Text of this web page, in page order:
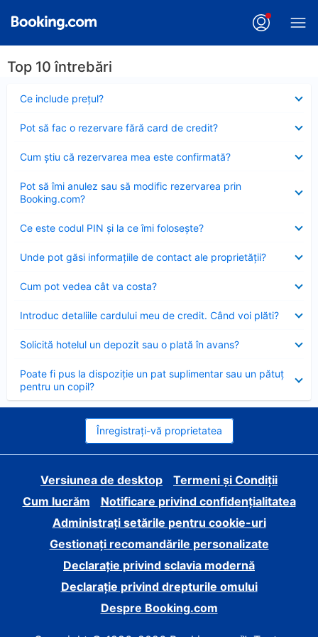
Top 10 întrebări
Ce include preţul?
închis
Pot să fac o rezervare fără card de credit?
închis
Cum ştiu că rezervarea mea este confirmată?
închis
Pot să îmi anulez sau să modific rezervarea prin
Booking.com?
închis
Ce este codul PIN şi la ce îmi foloseşte?
închis
Unde pot găsi informațiile de contact ale proprietății?
închis
Cum pot vedea cât va costa?
închis
Introduc detaliile cardului meu de credit. Când voi plăti?
închis
Solicită hotelul un depozit sau o plată în avans?
închis
Poate fi pus la dispoziție un pat suplimentar sau un pătuț
pentru un copil?
închis
Înregistrați-vă proprietatea
Versiunea de desktop
Termeni și Condiții
Cum lucrăm
Notificare privind confidențialitatea
Administrați setările pentru cookie-uri
Gestionați recomandările personalizate
Declarație privind sclavia modernă
Declarație privind drepturile omului
Despre Booking.com